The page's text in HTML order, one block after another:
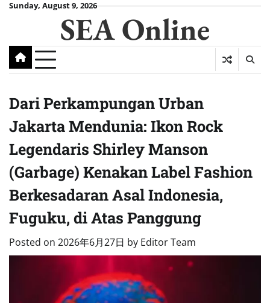
SkipSunday, August 9, 2026
SEA Online
Dari Perkampungan Urban
Jakarta Mendunia: Ikon Rock
Legendaris Shirley Manson
(Garbage) Kenakan Label Fashion
Berkesadaran Asal Indonesia,
Fuguku, di Atas Panggung
Posted on 2026年6月27日 by Editor Team